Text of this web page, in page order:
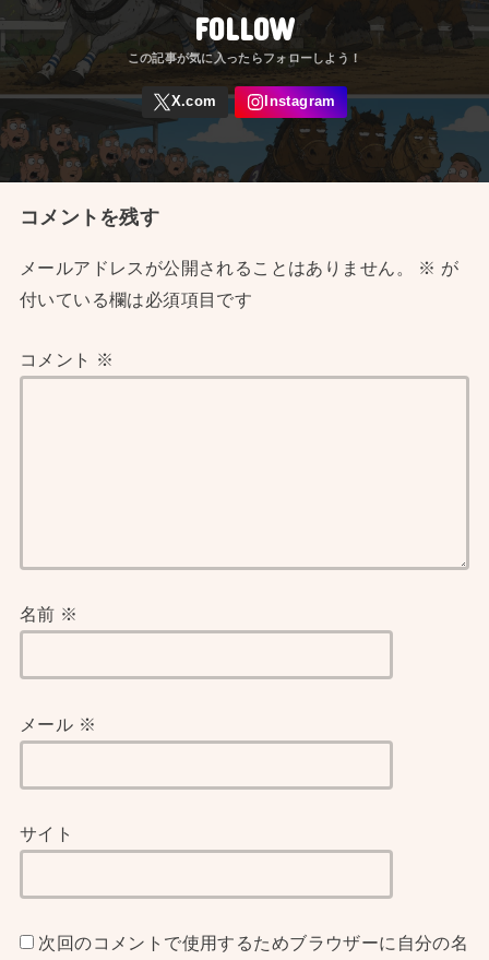
FOLLOW
コメントを残す
メールアドレスが公開されることはありません。 ※ が
付いている欄は必須項目です
コメント ※
名前 ※
メール ※
サイト
次回のコメントで使用するためブラウザーに自分の名